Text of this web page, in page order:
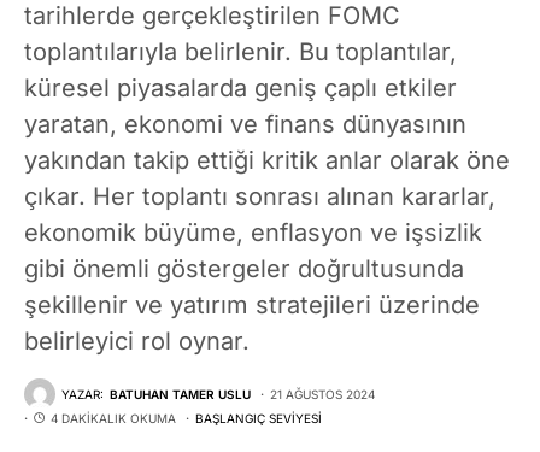
tarihlerde gerçekleştirilen FOMC
toplantılarıyla belirlenir. Bu toplantılar,
küresel piyasalarda geniş çaplı etkiler
yaratan, ekonomi ve finans dünyasının
yakından takip ettiği kritik anlar olarak öne
çıkar. Her toplantı sonrası alınan kararlar,
ekonomik büyüme, enflasyon ve işsizlik
gibi önemli göstergeler doğrultusunda
şekillenir ve yatırım stratejileri üzerinde
belirleyici rol oynar.
YAZAR: BATUHAN TAMER USLU
21 AĞUSTOS 2024
4 DAKIKALIK OKUMA
BAŞLANGIÇ SEVIYESI